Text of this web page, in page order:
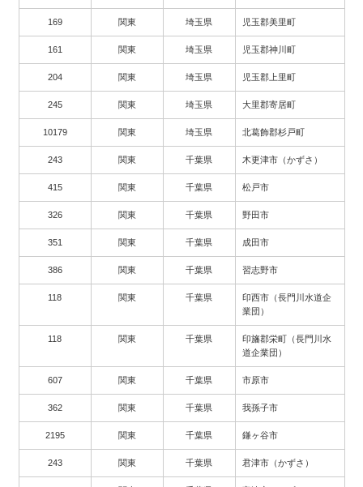
169 関東 埼玉県 児玉郡美里町
161 関東 埼玉県 児玉郡神川町
204 関東 埼玉県 児玉郡上里町
245 関東 埼玉県 大里郡寄居町
10179 関東 埼玉県 北葛飾郡杉戸町
243 関東 千葉県 木更津市（かずさ）
415 関東 千葉県 松戸市
326 関東 千葉県 野田市
351 関東 千葉県 成田市
386 関東 千葉県 習志野市
118 関東 千葉県
印西市（長門川水道企
業団）
118 関東 千葉県
印旛郡栄町（長門川水
道企業団）
607 関東 千葉県 市原市
362 関東 千葉県 我孫子市
2195 関東 千葉県 鎌ヶ谷市
243 関東 千葉県 君津市（かずさ）